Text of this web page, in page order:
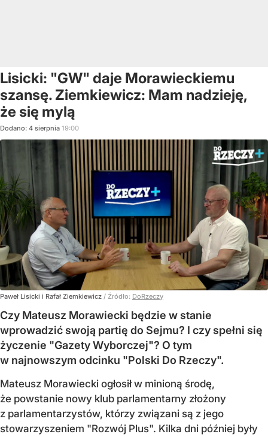
Lisicki: "GW" daje Morawieckiemu
szansę. Ziemkiewicz: Mam nadzieję,
że się mylą
Dodano: 4 sierpnia 19:00
Paweł Lisicki i Rafał Ziemkiewicz / Źródło: DoRzeczy
Czy Mateusz Morawiecki będzie w stanie
wprowadzić swoją partię do Sejmu? I czy spełni się
życzenie "Gazety Wyborczej"? O tym
w najnowszym odcinku "Polski Do Rzeczy".
Mateusz Morawiecki ogłosił w minioną środę,
że powstanie nowy klub parlamentarny złożony
z parlamentarzystów, którzy związani są z jego
stowarzyszeniem "Rozwój Plus". Kilka dni później były